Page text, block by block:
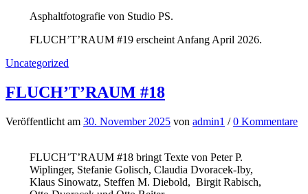
Asphaltfotografie von Studio PS.
FLUCH’T’RAUM #19 erscheint Anfang April 2026.
Uncategorized
FLUCH’T’RAUM #18
Veröffentlicht am 30. November 2025 von admin1 /0 Kommentare
FLUCH’T’RAUM #18 bringt Texte von Peter P.
Wiplinger, Stefanie Golisch, Claudia Dvoracek-Iby,
Klaus Sinowatz, Steffen M. Diebold, Birgit Rabisch,